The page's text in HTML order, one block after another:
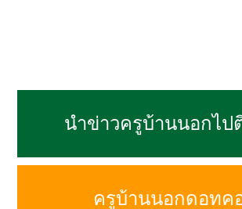
นำข่าวครูบ้านนอกไป
ครูบ้านนอกดอทค